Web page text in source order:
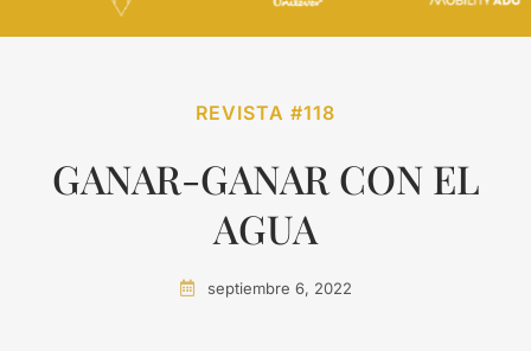
REVISTA #118
GANAR-GANAR CON EL
AGUA
septiembre 6, 2022